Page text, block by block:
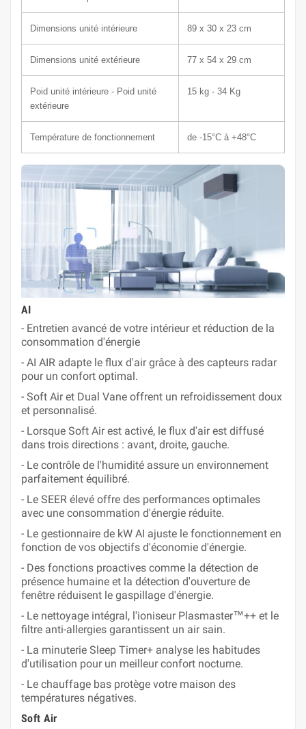
Dimensions unité intérieure 89 x 30 x 23 cm
Dimensions unité extérieure 77 x 54 x 29 cm
Poid unité intérieure - Poid unité
extérieure
15 kg - 34 Kg
Température de fonctionnement de -15°C à +48°C
AI
- Entretien avancé de votre intérieur et réduction de la
consommation d'énergie
- AI AIR adapte le flux d'air grâce à des capteurs radar
pour un confort optimal.
- Soft Air et Dual Vane offrent un refroidissement doux
et personnalisé.
- Lorsque Soft Air est activé, le flux d'air est diffusé
dans trois directions : avant, droite, gauche.
- Le contrôle de l'humidité assure un environnement
parfaitement équilibré.
- Le SEER élevé offre des performances optimales
avec une consommation d'énergie réduite.
- Le gestionnaire de kW AI ajuste le fonctionnement en
fonction de vos objectifs d'économie d'énergie.
- Des fonctions proactives comme la détection de
présence humaine et la détection d'ouverture de
fenêtre réduisent le gaspillage d'énergie.
- Le nettoyage intégral, l'ioniseur Plasmaster™++ et le
filtre anti-allergies garantissent un air sain.
- La minuterie Sleep Timer+ analyse les habitudes
d'utilisation pour un meilleur confort nocturne.
- Le chauffage bas protège votre maison des
températures négatives.
Soft Air